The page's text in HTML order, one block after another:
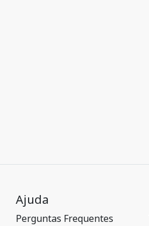
Ajuda
Perguntas Frequentes